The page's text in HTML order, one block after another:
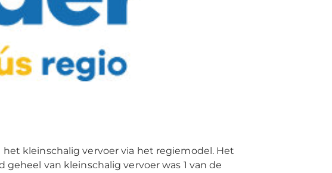
kleinschalig vervoer via het regiemodel. Het
van kleinschalig vervoer was 1 van de